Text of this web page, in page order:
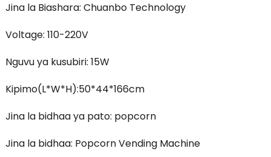
Jina la Biashara: Chuanbo Technology
Voltage: 110-220V
Nguvu ya kusubiri: 15W
Kipimo(L*W*H):50*44*166cm
Jina la bidhaa ya pato: popcorn
Jina la bidhaa: Popcorn Vending Machine